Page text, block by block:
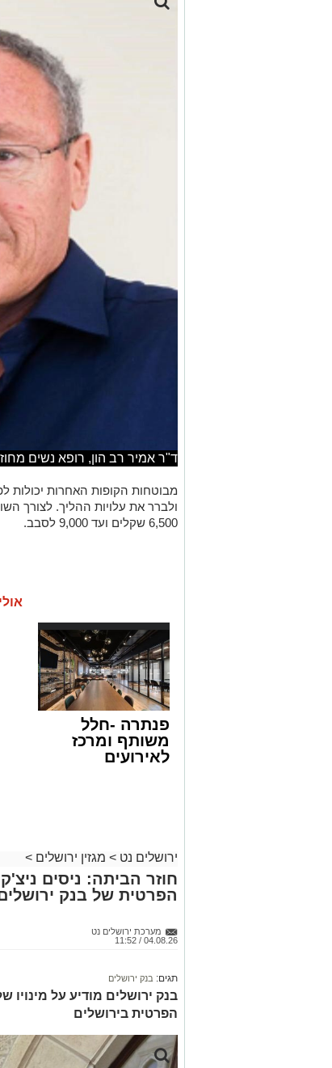
ד"ר אמיר רב הון, רופא נשים
מבוטחות הקופות האחרות יכולות
ולברר את עלויות ההליך. לצורך
6,500 שקלים ועד 9,000 לסבב.
פנתרה -חלל
משותף ומרכז
לאירועים
ירושלים נט > מגזין ירושלים >
חוזר הביתה: ניסים
הפרטית של בנק
מערכת ירושלים נט
04.08.26 / 11:52
תגים: בנק ירושלים
בנק ירושלים מודיע על מינויו
הפרטית בירושלים